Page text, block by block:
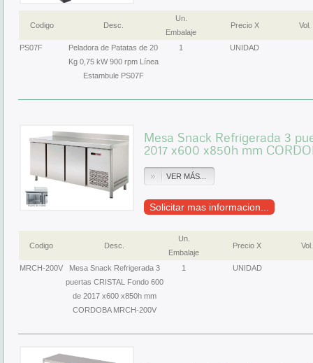
Codigo Desc.
Un.
Embalaje
Precio X Vol.
PS07F
Peladora de Patatas de 20
Kg 0,75 kW 900 rpm Línea
Estambule PS07F
1 UNIDAD
Mesa Snack Refrigerada 3
2017 x600 x850h mm
VER MÁS...
Solicitar mas informacion...
Codigo Desc.
Un.
Embalaje
Precio X Vol.
MRCH-200V
Mesa Snack Refrigerada 3
puertas CRISTAL Fondo 600
de 2017 x600 x850h mm
CORDOBA MRCH-200V
1 UNIDAD